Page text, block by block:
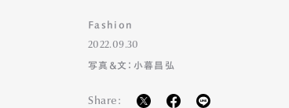
Fashion
2022.09.30
写真&文：小暮昌弘
Share: